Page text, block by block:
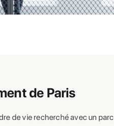
de Paris
de vie recherché avec un parc